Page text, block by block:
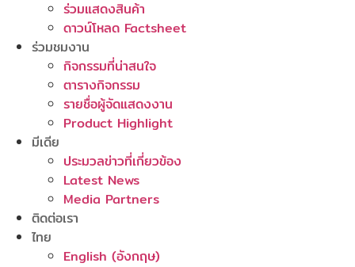
ร่วมแสดงสินค้า
ดาวน์โหลด Factsheet
ร่วมชมงาน
กิจกรรมที่น่าสนใจ
ตารางกิจกรรม
รายชื่อผู้จัดแสดงงาน
Product Highlight
มีเดีย
ประมวลข่าวที่เกี่ยวข้อง
Latest News
Media Partners
ติดต่อเรา
ไทย
English (อังกฤษ)